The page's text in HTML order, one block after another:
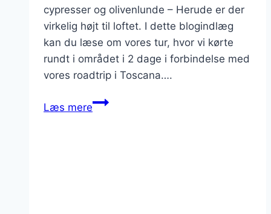
cypresser og olivenlunde – Herude er der
virkelig højt til loftet. I dette blogindlæg
kan du læse om vores tur, hvor vi kørte
rundt i området i 2 dage i forbindelse med
vores roadtrip i Toscana….
Læs mereChianti,